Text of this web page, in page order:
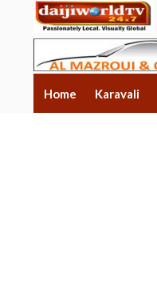
Home Karavali